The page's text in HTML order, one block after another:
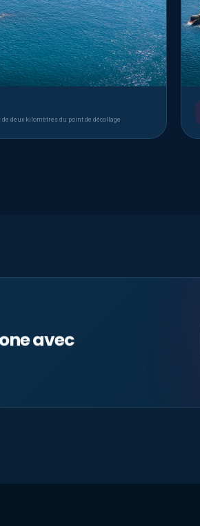
de deux kilomètres du point de décollage
avec